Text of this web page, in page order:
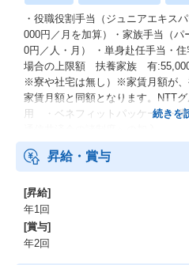
・役職役割手当（ジュニアエキス
000円／月を加算）・家族手当（
0円／人・月） ・単身赴任手当・
場合の上限額 扶養家族 有
※寮や社宅は無し）※家賃月額が、
家賃月額と同額となります。NTT
用 ・ベネフィットパッケージ・慶
昇給・賞与
[昇給]
年1回
[賞与]
年2回